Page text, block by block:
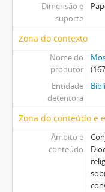
Dimensão e
suporte
Zona do contexto
Nome do
produtor
Entidade
detentora
Zona do conteúdo e
Âmbito e
conteúdo